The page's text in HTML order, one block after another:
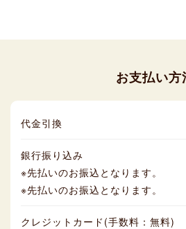
お支払い方
代金引換
銀行振り込み
※先払いのお振込となります。
※先払いのお振込となります。
クレジットカード(手数料：無料)